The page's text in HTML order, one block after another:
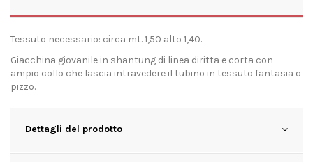
Tessuto necessario: circa mt. 1,50 alto 1,40.
Giacchina giovanile in shantung di linea diritta e corta con
ampio collo che lascia intravedere il tubino in tessuto fantasia o
pizzo.
Dettagli del prodotto